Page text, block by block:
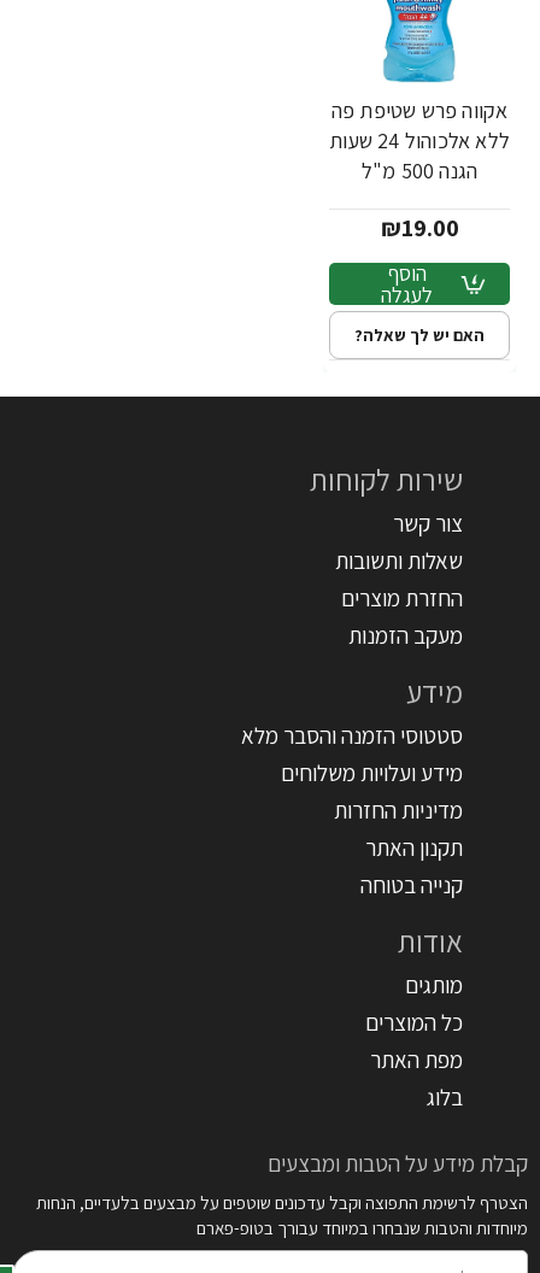
אקווה פרש שטיפת פה
ללא אלכוהול 24 שעות
הגנה 500 מ"ל
₪19.00
הוסף
לעגלה
האם יש לך שאלה?
שירות לקוחות
צור קשר
שאלות ותשובות
החזרת מוצרים
מעקב הזמנות
מידע
סטטוסי הזמנה והסבר מלא
מידע ועלויות משלוחים
מדיניות החזרות
תקנון האתר
קנייה בטוחה
אודות
מותגים
כל המוצרים
מפת האתר
בלוג
קבלת מידע על הטבות ומבצעים
הצטרף לרשימת התפוצה וקבל עדכונים שוטפים על מבצעים בלעדיים, הנחות
מיוחדות והטבות שנבחרו במיוחד עבורך בטופ-פארם